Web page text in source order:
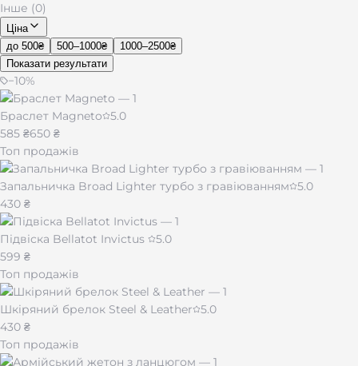
Інше (0)
Ціна
до 500₴
500–1000₴
1000–2500₴
Показати результати
−10%
Браслет Magneto
5.0
585 ₴650 ₴
Топ продажів
Запальничка Broad Lighter турбо з гравіюванням
5.0
430 ₴
Підвіска Bellatot Invictus
5.0
599 ₴
Топ продажів
Шкіряний брелок Steel & Leather
5.0
430 ₴
Топ продажів